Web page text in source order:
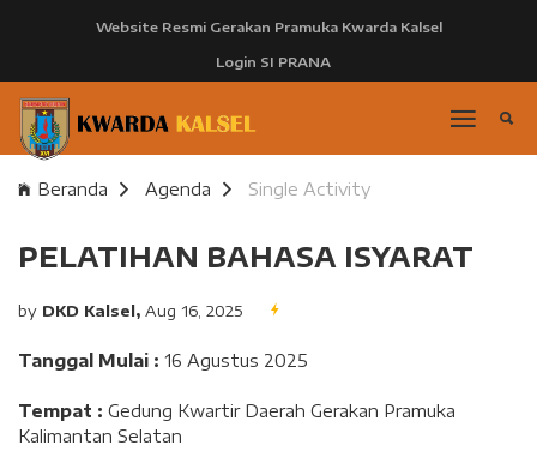
Website Resmi Gerakan Pramuka Kwarda Kalsel
Login SI PRANA
Beranda Agenda Single Activity
PELATIHAN BAHASA ISYARAT
by DKD Kalsel, Aug 16, 2025
Tanggal Mulai : 16 Agustus 2025
Tempat : Gedung Kwartir Daerah Gerakan Pramuka
Kalimantan Selatan